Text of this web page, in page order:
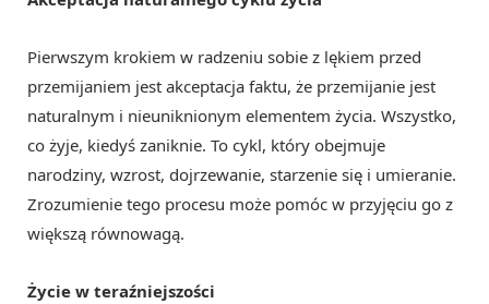
Pierwszym krokiem w radzeniu sobie z lękiem przed
przemijaniem jest akceptacja faktu, że przemijanie jest
naturalnym i nieuniknionym elementem życia. Wszystko,
co żyje, kiedyś zaniknie. To cykl, który obejmuje
narodziny, wzrost, dojrzewanie, starzenie się i umieranie.
Zrozumienie tego procesu może pomóc w przyjęciu go z
większą równowagą.
Życie w teraźniejszości